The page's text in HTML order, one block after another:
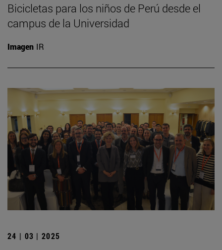
Bicicletas para los niños de Perú desde el
campus de la Universidad
Imagen IR
24 | 03 | 2025